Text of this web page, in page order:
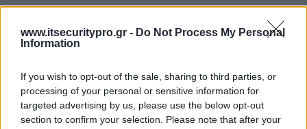
www.itsecuritypro.gr - Do Not Process My Personal
Information
If you wish to opt-out of the sale, sharing to third parties, or
processing of your personal or sensitive information for
targeted advertising by us, please use the below opt-out
section to confirm your selection. Please note that after your
ΕΓΓΡΑΦΗ ΣΤΟ NEWSLETTER
ΤΕΛΕΥΤΑΙΟ ΤΕΥΧΟΣ